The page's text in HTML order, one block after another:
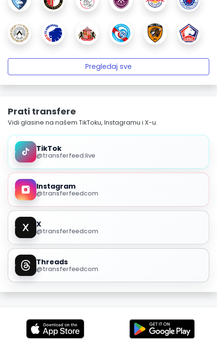
Pregledaj sve
Prati transfere
Vidi glasine na našem TikToku, Instagramu i X-u.
TikTok
@transferfeed.live
Instagram
@transferfeedcom
X
@transferfeedcom
Threads
@transferfeedcom